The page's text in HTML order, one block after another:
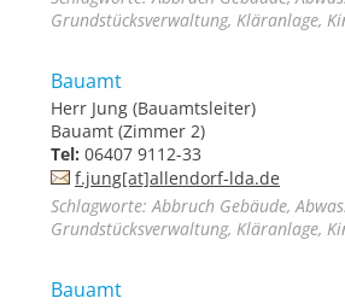
Grundstücksverwaltung, Kläranlage,
Bauamt
Herr Jung (Bauamtsleiter)
Bauamt (Zimmer 2)
Tel: 06407 9112-33
f.jung[at]allendorf-lda.de
Schlagworte: Abbruch Gebäude,
Grundstücksverwaltung, Kläranlage,
Bauamt